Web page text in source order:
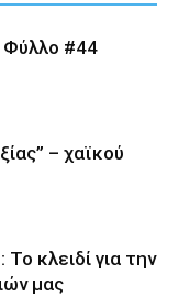
Φύλλο #44
– χαϊκού
κλειδί για την
µας